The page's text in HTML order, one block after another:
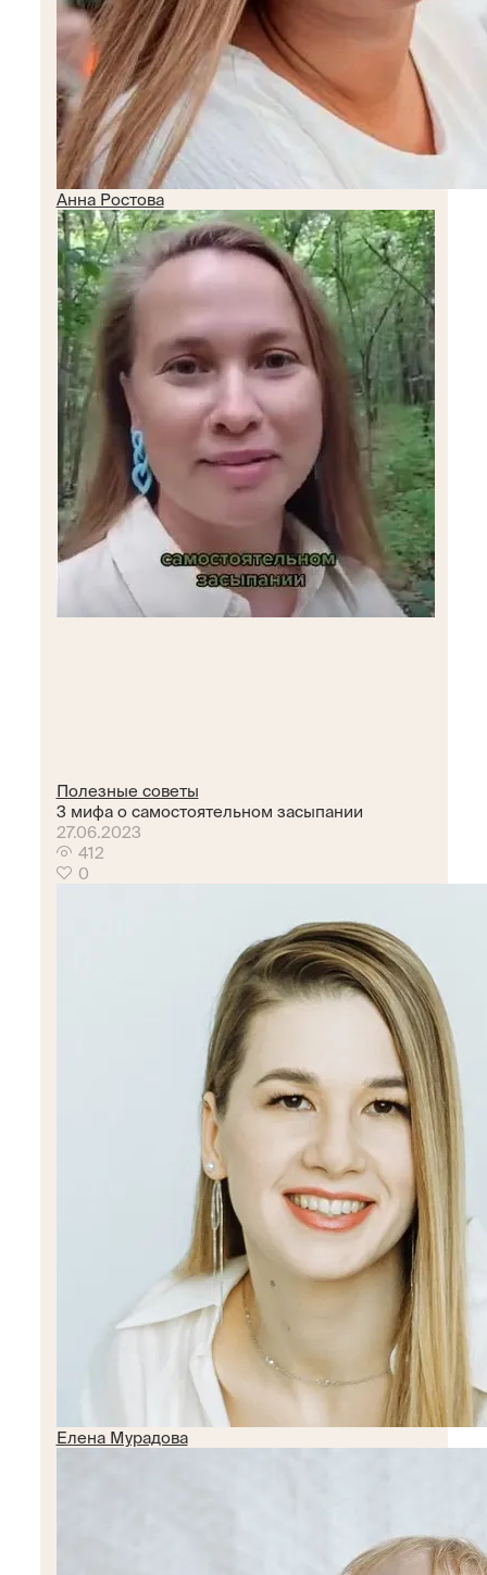
Анна Ростова
Полезные советы
3 мифа о самостоятельном засыпании
27.06.2023
412
0
Елена Мурадова